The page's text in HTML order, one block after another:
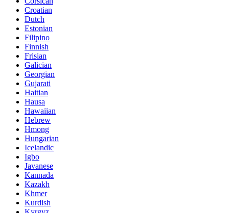
Croatian
Dutch
Estonian
Filipino
Finnish
Frisian
Galician
Georgian
Gujarati
Haitian
Hausa
Hawaiian
Hebrew
Hmong
Hungarian
Icelandic
Igbo
Javanese
Kannada
Kazakh
Khmer
Kurdish